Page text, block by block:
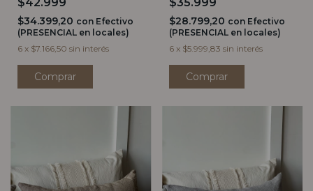
$34.399,20 con Efectivo
(PRESENCIAL en locales)
6 x $7.166,50 sin interés
Comprar
$28.799,20 con Efectivo
(PRESENCIAL en locales)
6 x $5.999,83 sin interés
Comprar